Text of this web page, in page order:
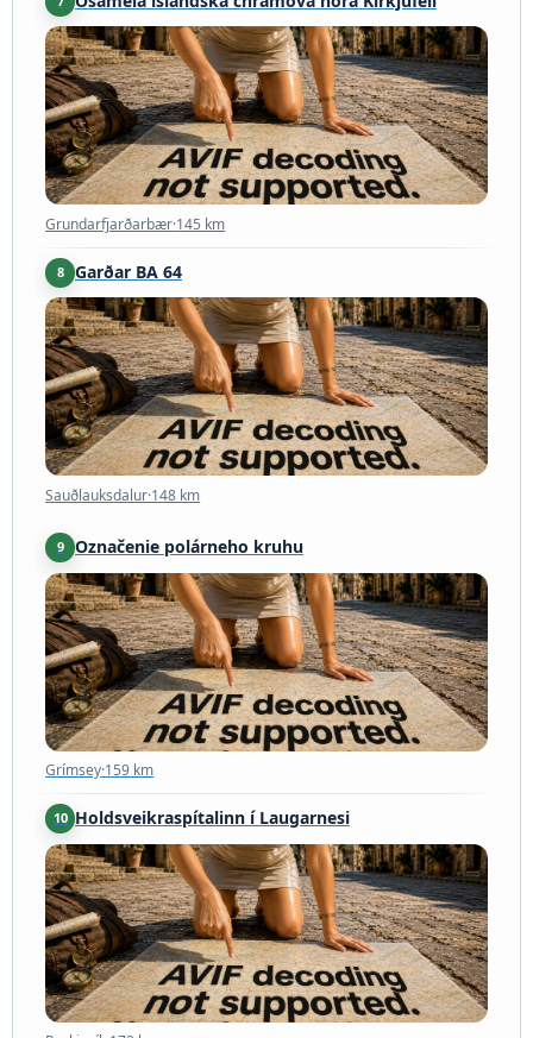
Grundarfjarðarbær·145 km
Grundarfjarðarbær ·145 km
8 Garðar BA 64
Sauðlauksdalur·148 km
Sauðlauksdalur·148 km
9 Označenie polárneho kruhu
Grímsey·159 km
Grímsey·159 km
10 Holdsveikraspítalinn í Laugarnesi
Reykjavík·172 km